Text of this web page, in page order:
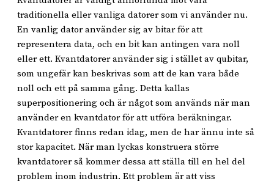
traditionella eller vanliga datorer som vi använder nu.
En vanlig dator använder sig av bitar för att
representera data, och en bit kan antingen vara noll
eller ett. Kvantdatorer använder sig i stället av qubitar,
som ungefär kan beskrivas som att de kan vara både
noll och ett på samma gång. Detta kallas
superpositionering och är något som används när man
använder en kvantdator för att utföra beräkningar.
Kvantdatorer finns redan idag, men de har ännu inte så
stor kapacitet. När man lyckas konstruera större
kvantdatorer så kommer dessa att ställa till en hel del
problem inom industrin. Ett problem är att viss